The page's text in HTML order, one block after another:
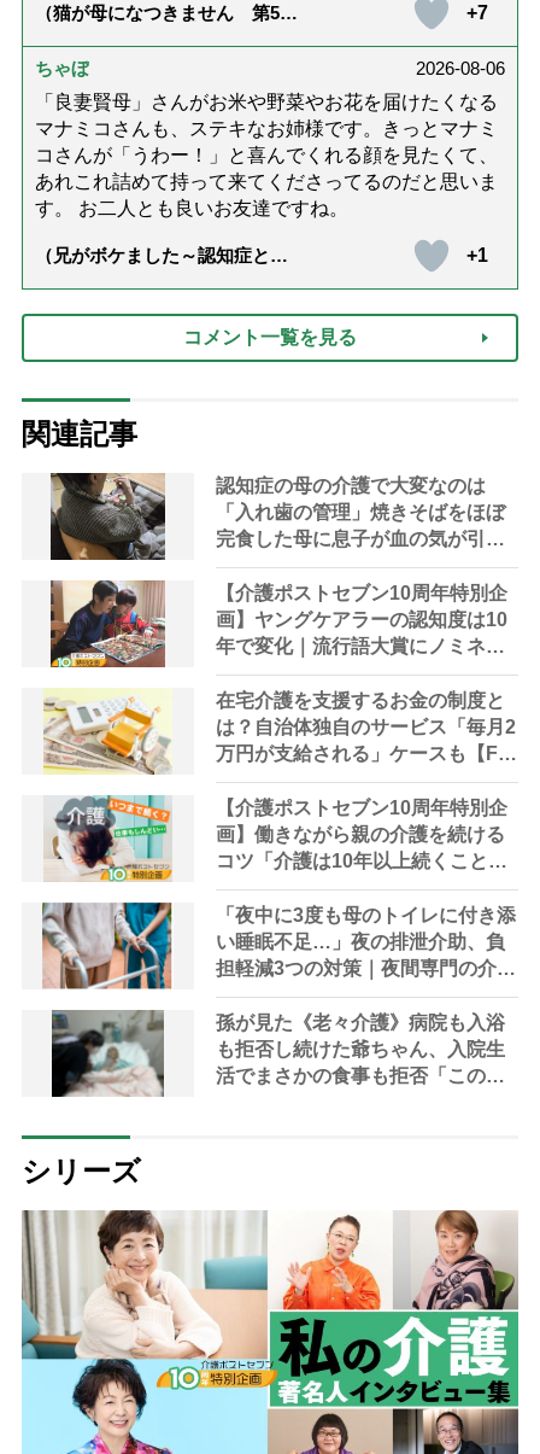
（猫が母になつきません 第500
+7
ちゃぼ
2026-08-06
「良妻賢母」さんがお米や野菜やお花を届けたくなる
マナミコさんも、ステキなお姉様です。きっとマナミ
コさんが「うわー！」と喜んでくれる顔を見たくて、
あれこれ詰めて持って来てくださってるのだと思いま
す。 お二人とも良いお友達ですね。
（兄がボケました～認知症と介
達』が届きました」）
+1
コメント一覧を見る
関連記事
認知症の母の介護で大変なのは
「入れ歯の管理」焼きそばをほぼ
完食した母に息子が血の気が引い
た理由
【介護ポストセブン10周年特別企
画】ヤングケアラーの認知度は10
年で変化｜流行語大賞にノミネー
ト、法律にも明記されたが果たし
て現在は？
在宅介護を支援するお金の制度と
は？自治体独自のサービス「毎月2
万円が支給される」ケースも【FP
解説】
【介護ポストセブン10周年特別企
画】働きながら親の介護を続ける
コツ「介護は10年以上続くこと
も…3つのフェーズに分けて考えて
みよう」【社会福祉士解説】
「夜中に3度も母のトイレに付き添
い睡眠不足…」夜の排泄介助、負
担軽減3つの対策｜夜間専門の介護
対策やレスパイトケアなどケアマ
ネに相談を
孫が見た《老々介護》病院も入浴
も拒否し続けた爺ちゃん、入院生
活でまさかの食事も拒否「この先
シリーズ